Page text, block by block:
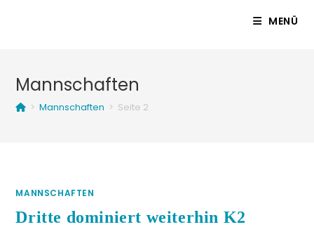
MENÜ
Mannschaften
> Mannschaften > Seite 2
MANNSCHAFTEN
Dritte dominiert weiterhin K2